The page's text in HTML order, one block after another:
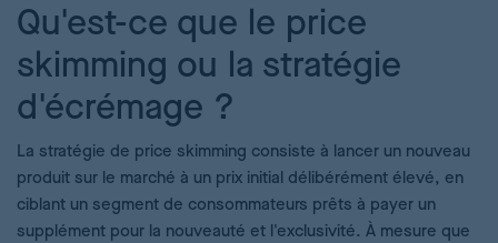
Qu'est-ce que le price
skimming ou la stratégie
d'écrémage ?
La stratégie de price skimming consiste à lancer un nouveau
produit sur le marché à un prix initial délibérément élevé, en
ciblant un segment de consommateurs prêts à payer un
supplément pour la nouveauté et l'exclusivité. À mesure que